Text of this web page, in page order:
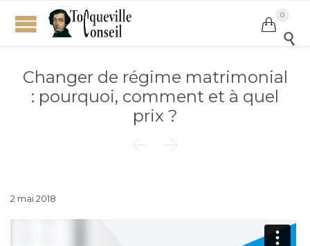

0

Changer de régime matrimonial
: pourquoi, comment et à quel
prix ?
 
2 mai 2018